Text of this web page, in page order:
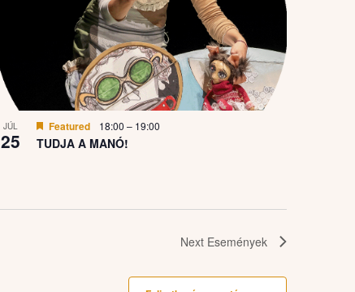
JÚL
25 TUDJA A MANÓ!
Featured 18:00 – 19:00
Next Események